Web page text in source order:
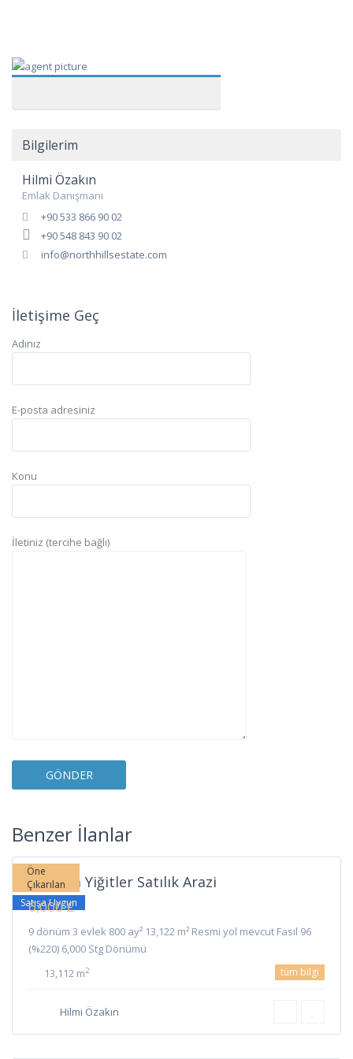
Bilgilerim
Hilmi Özakın
Emlak Danışmanı
+90 533 866 90 02
+90 548 843 90 02
info@northhillsestate.com
İletişime Geç
Adınız
E-posta adresiniz
Konu
İletiniz (tercihe bağlı)
Benzer İlanlar
Lefkoşa
Öne
Çıkarılan
Satışa Uygun
Lefkoşa Yiğitler Satılık Arazi
6,000 £
9 dönüm 3 evlek 800 ay² 13,122 m² Resmi yol mevcut Fasıl 96
(%220) 6,000 Stg Dönümü
13,112 m2 tüm bilgi
Hilmi Özakın